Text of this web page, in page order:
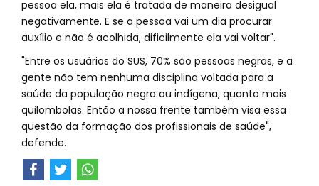
pessoa ela, mais ela é tratada de maneira desigual
negativamente. E se a pessoa vai um dia procurar
auxílio e não é acolhida, dificilmente ela vai voltar".
"Entre os usuários do SUS, 70% são pessoas negras, e a
gente não tem nenhuma disciplina voltada para a
saúde da população negra ou indígena, quanto mais
quilombolas. Então a nossa frente também visa essa
questão da formação dos profissionais de saúde",
defende.